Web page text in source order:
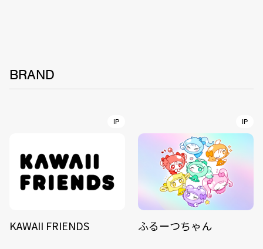
BRAND
IP
KAWAII FRIENDS
IP
ふるーつちゃん